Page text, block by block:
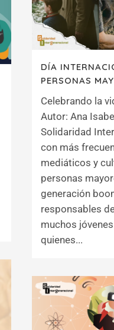
DÍA
PERSONAS
Celebrando la
Autor: Ana
Solidaridad
con más
mediáticos y
personas
generación
responsables
muchos
quienes...